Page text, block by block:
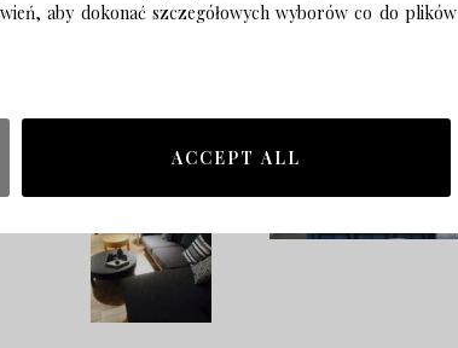
aby dokonać szczegółowych wyborów co do plików
ACCEPT ALL